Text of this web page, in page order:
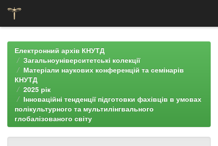
navigationЕлектронний архів КНУТД
Загальноуніверситетські колекції
Матеріали наукових конференцій та семінарів
КНУТД
2025 рік
Інноваційні тенденції підготовки фахівців в умовах
полікультурного та мультилінгвального
глобалізованого світу